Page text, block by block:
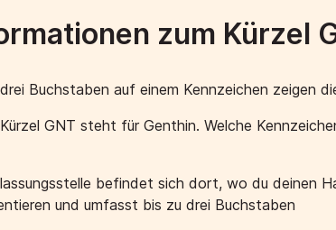
zum Kürzel
Buchstaben auf einem Kennzeichen zeigen
GNT steht für Genthin. Welche
befindet sich dort, wo du deinen
und umfasst bis zu drei Buchstaben